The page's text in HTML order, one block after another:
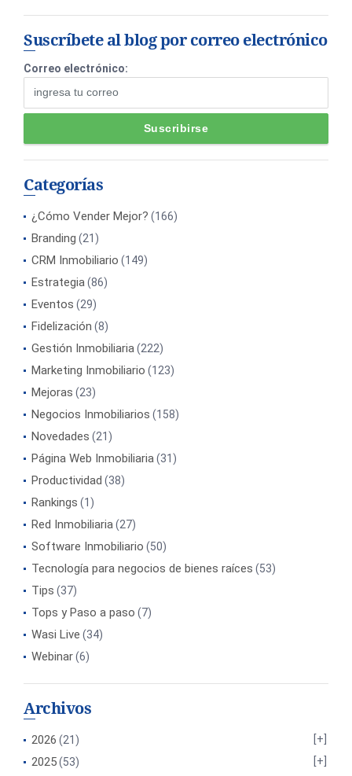
Suscríbete al blog por correo electrónico
Correo electrónico:
Categorías
¿Cómo Vender Mejor? (166)
Branding (21)
CRM Inmobiliario (149)
Estrategia(86)
Eventos (29)
Fidelización (8)
Gestión Inmobiliaria(222)
Marketing Inmobiliario (123)
Mejoras (23)
Negocios Inmobiliarios (158)
Novedades (21)
Página Web Inmobiliaria(31)
Productividad (38)
Rankings (1)
Red Inmobiliaria(27)
Software Inmobiliario (50)
Tecnología para negocios de bienes raíces (53)
Tips (37)
Tops y Paso a paso (7)
Wasi Live (34)
Webinar(6)
Archivos
2026 (21)
2025(53)